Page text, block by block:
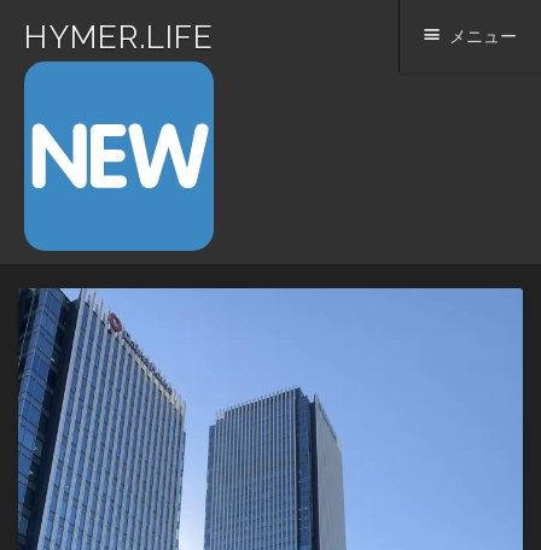
HYMER.LIFE メニュー
コ
ン
テ
ン
ツ
へ
ス
キ
ッ
プ